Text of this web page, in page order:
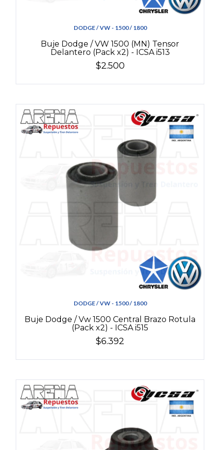
DODGE / VW - 1500 / 1800
Buje Dodge / VW 1500 (MN) Tensor
Delantero (Pack x2) - ICSA i513
$2.500
DODGE / VW - 1500 / 1800
Buje Dodge / Vw 1500 Central Brazo Rotula
(Pack x2) - ICSA i515
$6.392